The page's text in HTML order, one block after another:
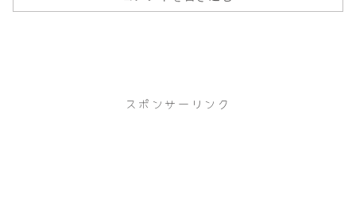
スポンサーリンク